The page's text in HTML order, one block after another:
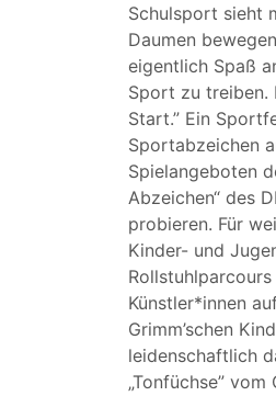
Schulsport sieht
Daumen
eigentlich Spaß
Sport zu treiben.
Start.” Ein
Sportabzeichen
Spielangeboten
Abzeichen“ des
probieren. Für
Kinder- und
Künstler*innen
Grimm’schen
leidenschaftlich
„Tonfüchse”